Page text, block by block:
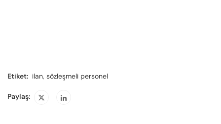
Etiket: ilan, sözleşmeli personel
Paylaş: